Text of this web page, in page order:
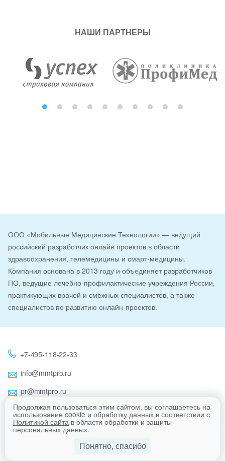
НАШИ ПАРТНЕРЫ
ООО «Мобильные Медицинские Технологии» — ведущий
российский разработчик онлайн проектов в области
здравоохранения, телемедицины и смарт-медицины.
Компания основана в 2013 году и объединяет разработчиков
ПО, ведущие лечебно-профилактические учреждения России,
практикующих врачей и смежных специалистов, а также
специалистов по развитию онлайн-проектов.
+7-495-118-22-33
info@mmtpro.ru
pr@mmtpro.ru
Продолжая пользоваться этим сайтом, вы соглашаетесь на
использование cookie и обработку данных в соответствии с
Политикой сайта в области обработки и защиты
персональных данных.
Понятно, спасибо